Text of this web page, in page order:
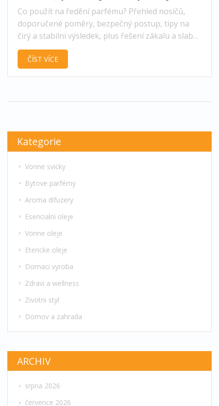
postup (průvodce)
Co použít na ředění parfému? Přehled nosičů,
doporučené poměry, bezpečný postup, tipy na
čirý a stabilní výsledek, plus řešení zákalu a slabé
výdrže.
ČÍST VÍCE
Kategorie
Vonne svicky
Bytove parfémy
Aroma difuzery
Esencialni oleje
Vonne oleje
Etericke oleje
Domaci vyroba
Zdravi a wellness
Zivotni styl
Domov a zahrada
ARCHIV
srpna 2026
července 2026